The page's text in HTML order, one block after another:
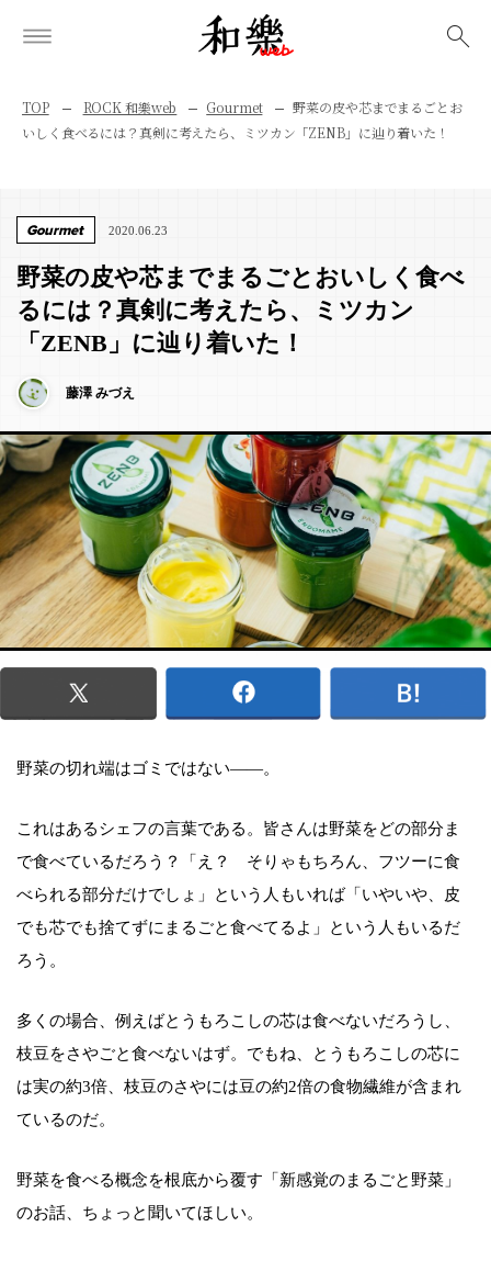
TOP ROCK 和樂web Gourmet
野菜の皮や芯までまるごとお
いしく食べるには？真剣に考えたら、ミツカン「ZENB」に辿り着いた！
Gourmet 2020.06.23
野菜の皮や芯までまるごとおいしく食べ
るには？真剣に考えたら、ミツカン
「ZENB」に辿り着いた！
藤澤 みづえ
野菜の切れ端はゴミではない――。
これはあるシェフの言葉である。皆さんは野菜をどの部分ま
で食べているだろう？「え？ そりゃもちろん、フツーに食
べられる部分だけでしょ」という人もいれば「いやいや、皮
でも芯でも捨てずにまるごと食べてるよ」という人もいるだ
ろう。
多くの場合、例えばとうもろこしの芯は食べないだろうし、
枝豆をさやごと食べないはず。でもね、とうもろこしの芯に
は実の約3倍、枝豆のさやには豆の約2倍の食物繊維が含まれ
ているのだ。
野菜を食べる概念を根底から覆す「新感覚のまるごと野菜」
のお話、ちょっと聞いてほしい。